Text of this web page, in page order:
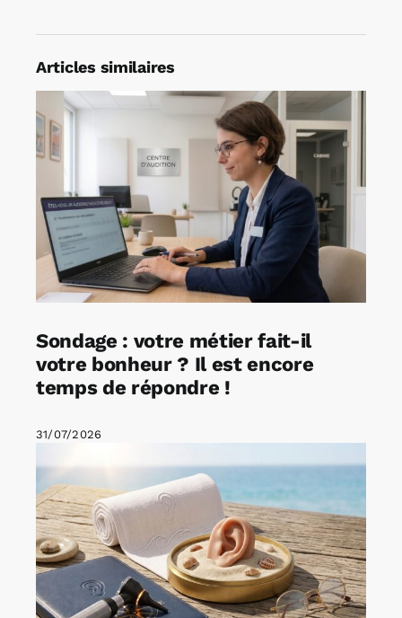
Articles similaires
Sondage : votre métier fait-il
votre bonheur ? Il est encore
temps de répondre !
31/07/2026